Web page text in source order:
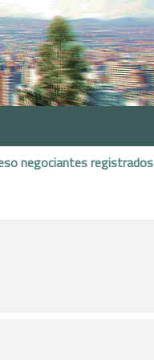
negociantes registrados